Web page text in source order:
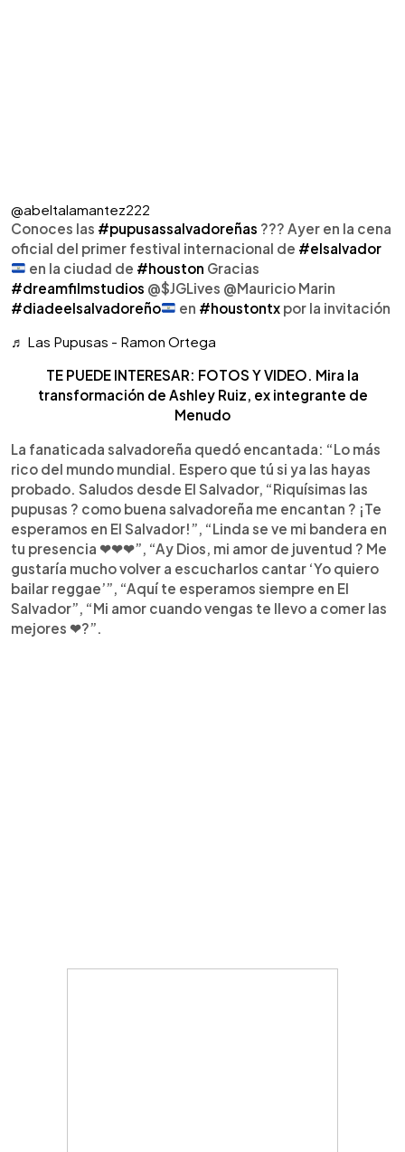
@abeltalamantez222
Conoces las #pupusassalvadoreñas ??? Ayer en la cena
oficial del primer festival internacional de #elsalvador
en la ciudad de #houston Gracias
#dreamfilmstudios @$JGLives @Mauricio Marin
#diadeelsalvadoreño
en #houstontx por la invitación
♬ Las Pupusas - Ramon Ortega
TE PUEDE INTERESAR: FOTOS Y VIDEO. Mira la
transformación de Ashley Ruiz, ex integrante de
Menudo
La fanaticada salvadoreña quedó encantada: “Lo más
rico del mundo mundial. Espero que tú si ya las hayas
probado. Saludos desde El Salvador, “Riquísimas las
pupusas ? como buena salvadoreña me encantan ? ¡Te
esperamos en El Salvador!”, “Linda se ve mi bandera en
tu presencia ❤❤❤”, “Ay Dios, mi amor de juventud ? Me
gustaría mucho volver a escucharlos cantar ‘Yo quiero
bailar reggae’”, “Aquí te esperamos siempre en El
Salvador”, “Mi amor cuando vengas te llevo a comer las
mejores ❤?”.